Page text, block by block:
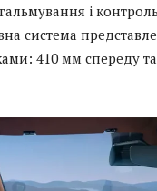
і
система
410 мм спереду